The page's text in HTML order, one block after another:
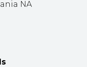
NA